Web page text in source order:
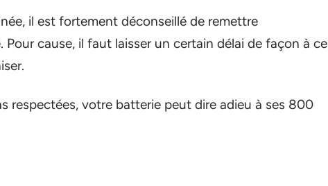
il est fortement déconseillé de remettre
cause, il faut laisser un certain délai de façon à ce
respectées, votre batterie peut dire adieu à ses 800